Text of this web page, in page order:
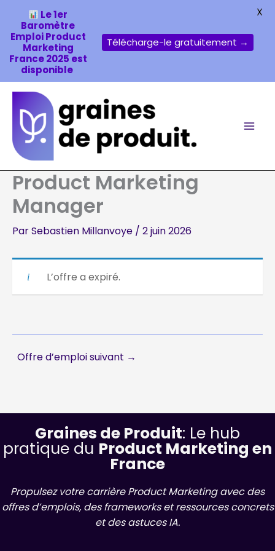
Aller
contenu
Product Marketing
Manager
ParSebastien Millanvoye / 2 juin 2026
L’offre a expiré.
Offre d’emploi suivant →
Graines de Produit: Le hub
pratique du Product Marketing en
France
Propulsez votre carrière Product Marketing avec des
offres d’emplois, des frameworks et ressources concrets
et des astuces IA.
Le 1er
Baromètre
Emploi Product
Marketing
France 2025 est
disponible
Télécharge-le gratuitement →
X